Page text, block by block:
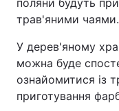
поляни будуть
трав'яними чаями.
У дерев'яному
можна буде
ознайомитися із
приготування